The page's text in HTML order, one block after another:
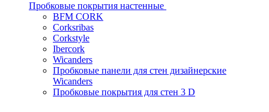
Пробковые покрытия настенные
BFM CORK
Corksribas
Corkstyle
Ibercork
Wicanders
Пробковые панели для стен дизайнерские
Wicanders
Пробковые покрытия для стен 3 D